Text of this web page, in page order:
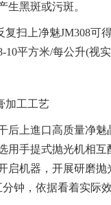
生黑斑或污斑。
扫上净魅JM308可
10平方米/每公升(视实
工工艺
上進口高质量净魅
用手提式抛光机相互
启机器，开展研磨抛
钟，依据看着实际